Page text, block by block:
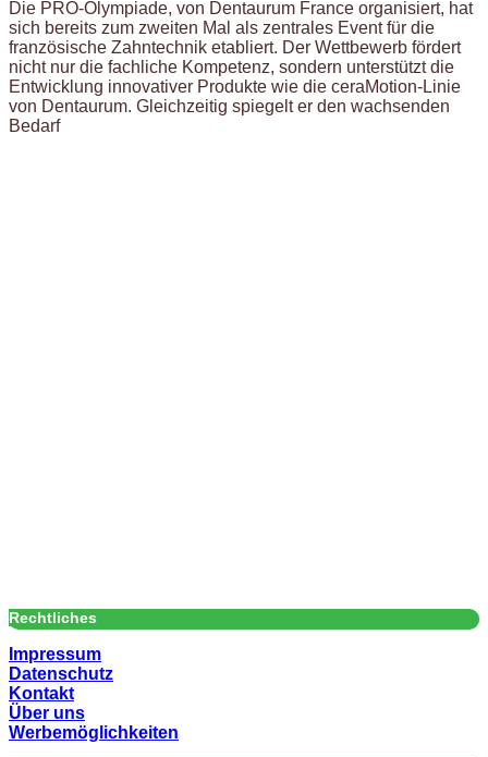
Die PRO-Olympiade, von Dentaurum France organisiert, hat
sich bereits zum zweiten Mal als zentrales Event für die
französische Zahntechnik etabliert. Der Wettbewerb fördert
nicht nur die fachliche Kompetenz, sondern unterstützt die
Entwicklung innovativer Produkte wie die ceraMotion-Linie
von Dentaurum. Gleichzeitig spiegelt er den wachsenden
Bedarf
Rechtliches
Impressum
Datenschutz
Kontakt
Über uns
Werbemöglichkeiten